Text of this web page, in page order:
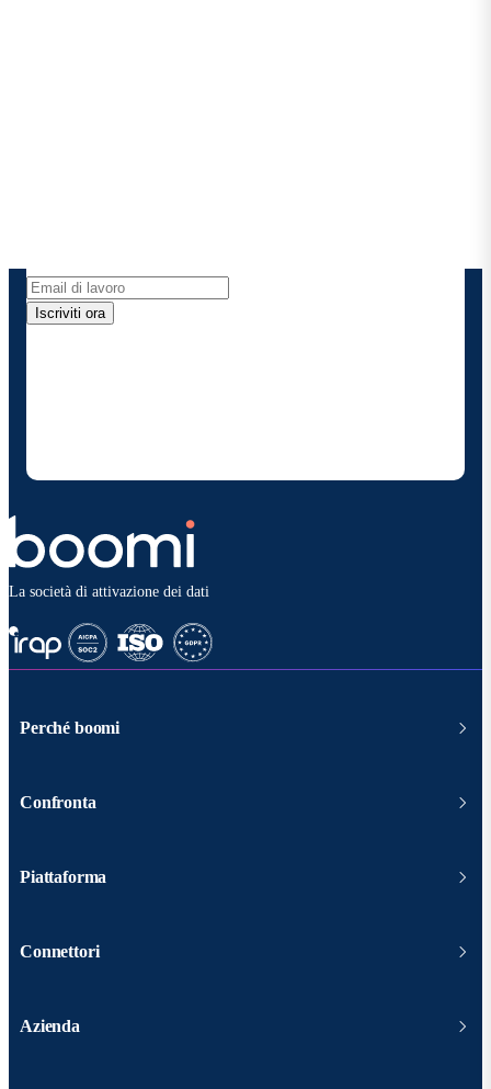
Iscriviti ora
La società di attivazione dei dati
Perché boomi
Confronta
Piattaforma
Connettori
Azienda